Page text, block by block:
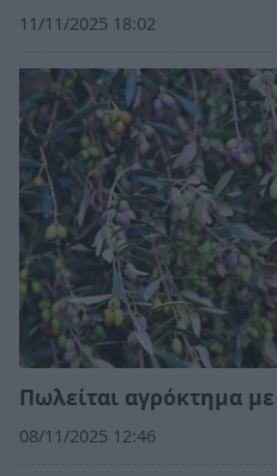
11/11/2025 18:02
Πωλείται αγρόκτημα
08/11/2025 12:46